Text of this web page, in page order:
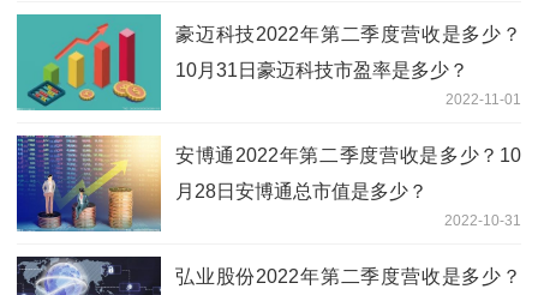
豪迈科技2022年第二季度营收是多少？
10月31日豪迈科技市盈率是多少？
2022-11-01
安博通2022年第二季度营收是多少？10
月28日安博通总市值是多少？
2022-10-31
弘业股份2022年第二季度营收是多少？